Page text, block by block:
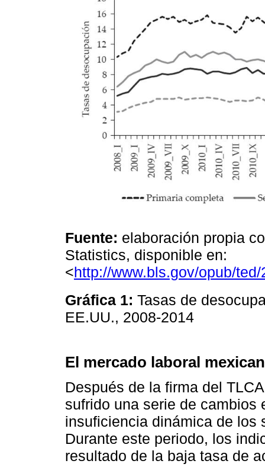
Fuente: elaboración propia
Statistics, disponible en:
<http://www.bls.gov/opub/
Gráfica 1: Tasas de
EE.UU., 2008-2014
El mercado laboral
Después de la firma del
sufrido una serie de cambios
insuficiencia dinámica de los
Durante este periodo, los
resultado de la baja tasa de